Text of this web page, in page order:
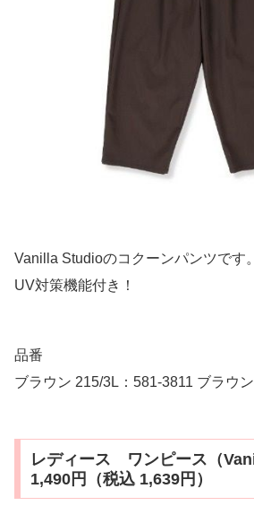
Vanilla Studioのコクーンパンツです。
UV対策機能付き！
品番
ブラウン 215/3L：581-3811 ブラウ
レディース ワンピース（
1,490円（税込 1,639円）